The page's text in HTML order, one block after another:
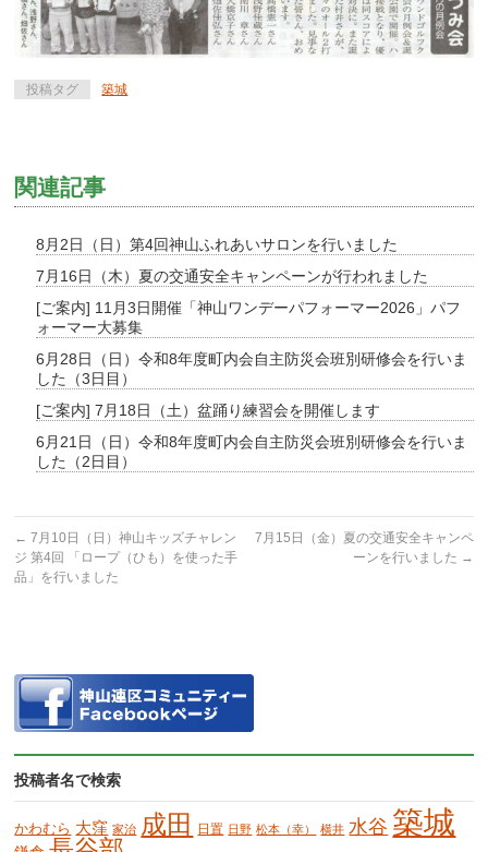
投稿タグ 築城
関連記事
8月2日（日）第4回神山ふれあいサロンを行いました
7月16日（木）夏の交通安全キャンペーンが行われました
[ご案内] 11月3日開催「神山ワンデーパフォーマー2026」パフ
ォーマー大募集
6月28日（日）令和8年度町内会自主防災会班別研修会を行いま
した（3日目）
[ご案内] 7月18日（土）盆踊り練習会を開催します
6月21日（日）令和8年度町内会自主防災会班別研修会を行いま
した（2日目）
← 7月10日（日）神山キッズチャレン
ジ 第4回 「ロープ（ひも）を使った手
品」を行いました
7月15日（金）夏の交通安全キャンペ
ーンを行いました →
投稿者名で検索
かわむら 大窪 家治 成田 日置 日野 松本（幸） 横井 水谷 築城